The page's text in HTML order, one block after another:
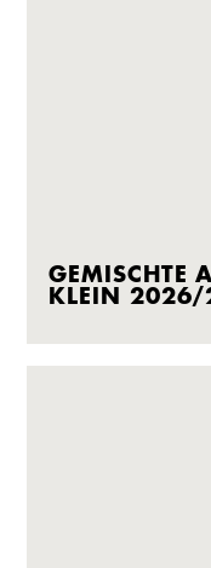
GEMISCHTE
LEIN 2026/